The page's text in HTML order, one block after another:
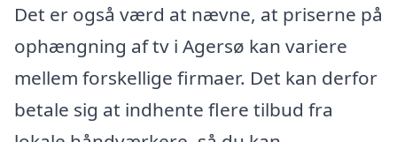
Det er også værd at nævne, at priserne på
ophængning af tv i Agersø kan variere
mellem forskellige firmaer. Det kan derfor
betale sig at indhente flere tilbud fra